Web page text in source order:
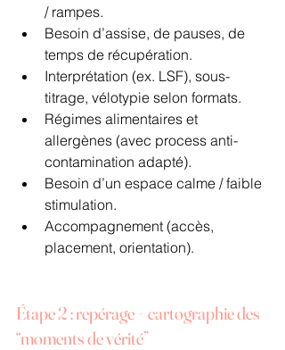
/ rampes.
Besoin d’assise, de pauses, de
temps de récupération.
Interprétation (ex. LSF), sous-
titrage, vélotypie selon formats.
Régimes alimentaires et
allergènes (avec process anti-
contamination adapté).
Besoin d’un espace calme / faible
stimulation.
Accompagnement (accès,
placement, orientation).
Étape 2 : repérage + cartographie des
“moments de vérité”